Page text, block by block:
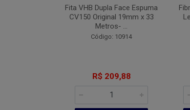
Fita VHB Dupla Face Espuma
CV150 Original 19mm x 33
Metros- ...
Código: 10914
R$ 209,88